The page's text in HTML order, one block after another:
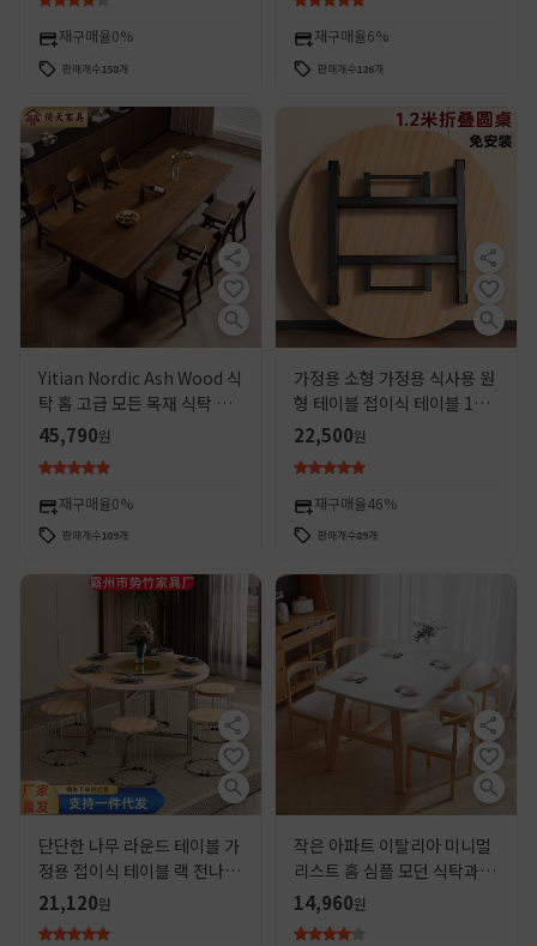
재구매율0%
판매개수158개
재구매율6%
판매개수126개
Yitian Nordic Ash Wood 식
탁 홈 고급 모든 목재 식탁 작
은 아파트 직사각형 책상 작업
45,790원
재구매율0%
판매개수109개
가정용 소형 가정용 식사용 원
형 테이블 접이식 테이블 10인
용 원형 식탁 레스토랑 농촌 대
형 원형 식탁
22,500원
재구매율46%
판매개수89개
단단한 나무 라운드 테이블 가
정용 접이식 테이블 랙 전나무
연회 레스토랑 농가 턴테이블
도매
21,120원
작은 아파트 이탈리아 미니멀
리스트 홈 심플 모던 식탁과 의
자 조합 거실 크림 스타일 식탁
직사각형 식탁
14,960원